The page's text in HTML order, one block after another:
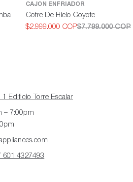
CAJON ENFRIADOR
Cofre De Hielo Coyote
Precio
$2.999.000 COP
Precio
$7.799.000 COP
Edificio Torre Escalar
– 7:00pm
601 4327493